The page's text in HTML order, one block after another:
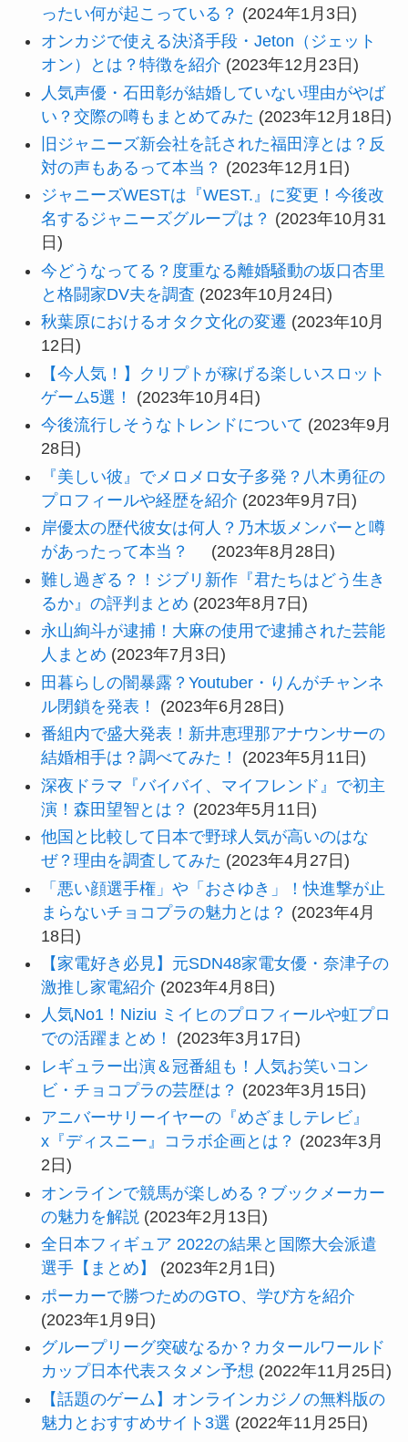
ったい何が起こっている？ (2024年1月3日)
オンカジで使える決済手段・Jeton（ジェット
オン）とは？特徴を紹介 (2023年12月23日)
人気声優・石田彰が結婚していない理由がやば
い？交際の噂もまとめてみた (2023年12月18日)
旧ジャニーズ新会社を託された福田淳とは？反
対の声もあるって本当？ (2023年12月1日)
ジャニーズWESTは『WEST.』に変更！今後改
名するジャニーズグループは？ (2023年10月31
日)
今どうなってる？度重なる離婚騒動の坂口杏里
と格闘家DV夫を調査 (2023年10月24日)
秋葉原におけるオタク文化の変遷 (2023年10月
12日)
【今人気！】クリプトが稼げる楽しいスロット
ゲーム5選！
(2023年10月4日)
今後流行しそうなトレンドについて (2023年9月
28日)
『美しい彼』でメロメロ女子多発？八木勇征の
プロフィールや経歴を紹介 (2023年9月7日)
岸優太の歴代彼女は何人？乃木坂メンバーと噂
があったって本当？
(2023年8月28日)
難し過ぎる？！ジブリ新作『君たちはどう生き
るか』の評判まとめ (2023年8月7日)
永山絢斗が逮捕！大麻の使用で逮捕された芸能
人まとめ (2023年7月3日)
田暮らしの闇暴露？Youtuber・りんがチャンネ
ル閉鎖を発表！
(2023年6月28日)
番組内で盛大発表！新井恵理那アナウンサーの
結婚相手は？調べてみた！
(2023年5月11日)
深夜ドラマ『バイバイ、マイフレンド』で初主
演！森田望智とは？ (2023年5月11日)
他国と比較して日本で野球人気が高いのはな
ぜ？理由を調査してみた (2023年4月27日)
「悪い顔選手権」や「おさゆき」！快進撃が止
まらないチョコプラの魅力とは？ (2023年4月
18日)
【家電好き必見】元SDN48家電女優・奈津子の
激推し家電紹介 (2023年4月8日)
人気No1！Niziu ミイヒのプロフィールや虹プロ
での活躍まとめ！
(2023年3月17日)
レギュラー出演＆冠番組も！人気お笑いコン
ビ・チョコプラの芸歴は？ (2023年3月15日)
アニバーサリーイヤーの『めざましテレビ』
x『ディスニー』コラボ企画とは？ (2023年3月
2日)
オンラインで競馬が楽しめる？ブックメーカー
の魅力を解説 (2023年2月13日)
全日本フィギュア 2022の結果と国際大会派遣
選手【まとめ】
(2023年2月1日)
ポーカーで勝つためのGTO、学び方を紹介
(2023年1月9日)
グループリーグ突破なるか？カタールワールド
カップ日本代表スタメン予想 (2022年11月25日)
【話題のゲーム】オンラインカジノの無料版の
魅力とおすすめサイト3選 (2022年11月25日)